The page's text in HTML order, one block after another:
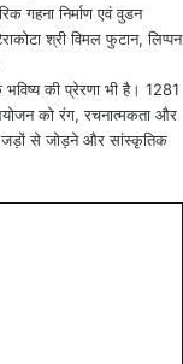
गहना निर्माण एवं वुडन
श्री विमल फुटान, लिप्पन
की प्रेरणा भी है। 1281
को रंग, रचनात्मकता और
जड़ों से जोड़ने और सांस्कृतिक